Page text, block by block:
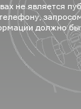
не
должно